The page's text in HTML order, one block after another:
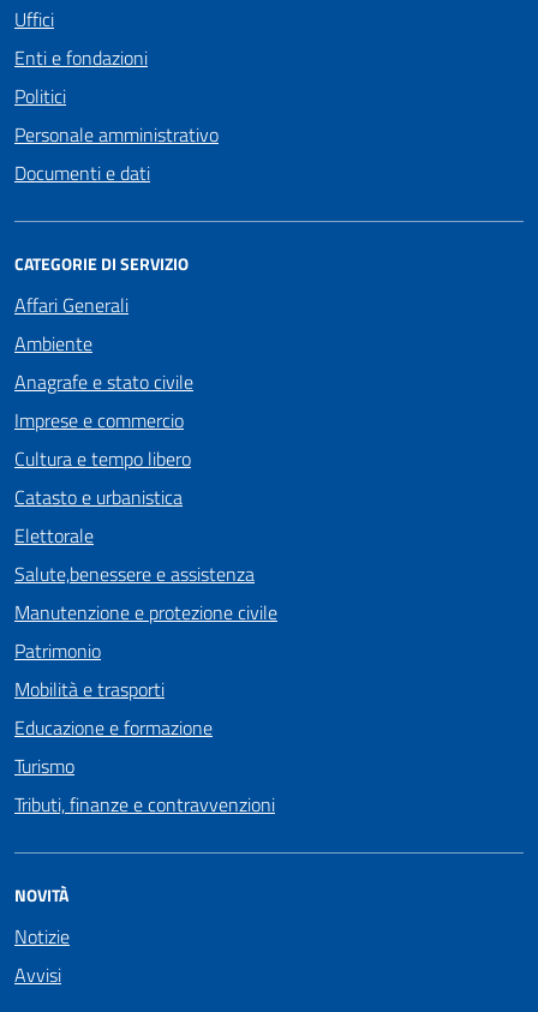
Uffici
Enti e fondazioni
Politici
Personale amministrativo
Documenti e dati
CATEGORIE DI SERVIZIO
Affari Generali
Ambiente
Anagrafe e stato civile
Imprese e commercio
Cultura e tempo libero
Catasto e urbanistica
Elettorale
Salute,benessere e assistenza
Manutenzione e protezione civile
Patrimonio
Mobilità e trasporti
Educazione e formazione
Turismo
Tributi, finanze e contravvenzioni
NOVITÀ
Notizie
Avvisi